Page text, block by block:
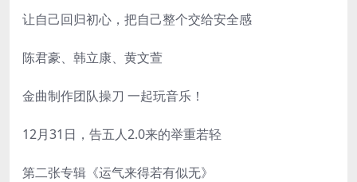
让自己回归初心，把自己整个交给安全感
陈君豪、韩立康、黄文萱
金曲制作团队操刀 一起玩音乐！
12月31日，告五人2.0来的举重若轻
第二张专辑《运气来得若有似无》